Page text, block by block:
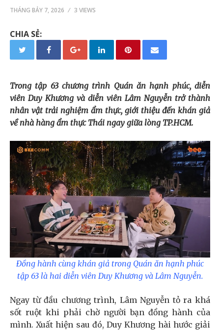
THÁNG BẢY 7, 2026 3 VIEWS
CHIA SẺ:
Trong tập 63 chương trình Quán ăn hạnh phúc, diễn
viên Duy Khương và diễn viên Lâm Nguyễn trở thành
nhân vật trải nghiệm ẩm thực, giới thiệu đến khán giả
về nhà hàng ẩm thực Thái ngay giữa lòng TP.HCM.
Đồng hành cùng khán giả trong Quán ăn hạnh phúc
tập 63 là hai diễn viên Duy Khương và Lâm Nguyễn.
Ngay từ đầu chương trình, Lâm Nguyễn tỏ ra khá
sốt ruột khi phải chờ người bạn đồng hành của
mình. Xuất hiện sau đó, Duy Khương hài hước giải